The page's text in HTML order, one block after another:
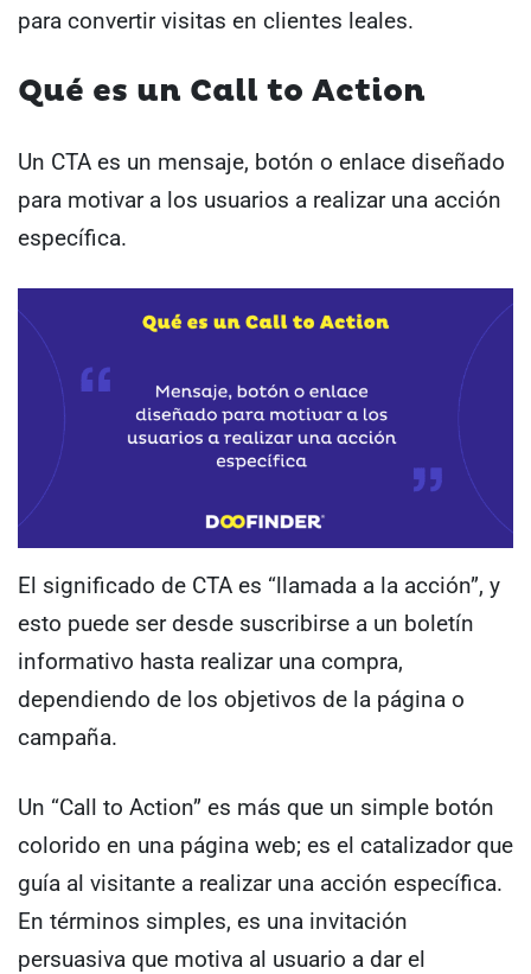
para convertir visitas en clientes leales.
Qué es un Call to Action
Un CTA es un mensaje, botón o enlace diseñado
para motivar a los usuarios a realizar una acción
específica.
El significado de CTA es “llamada a la acción”, y
esto puede ser desde suscribirse a un boletín
informativo hasta realizar una compra,
dependiendo de los objetivos de la página o
campaña.
Un “Call to Action” es más que un simple botón
colorido en una página web; es el catalizador que
guía al visitante a realizar una acción específica.
En términos simples, es una invitación
persuasiva que motiva al usuario a dar el